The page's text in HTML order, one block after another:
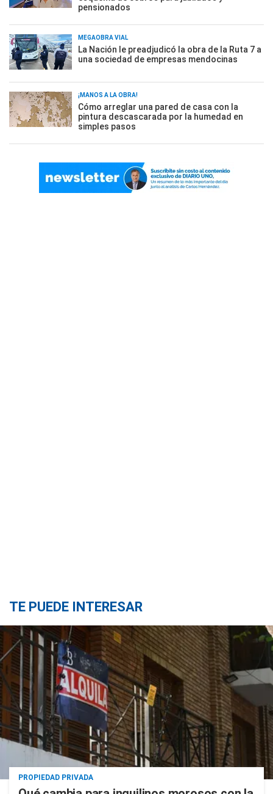
pensionados
MEGAOBRA VIAL
La Nación le preadjudicó la obra de la Ruta 7 a
una sociedad de empresas mendocinas
¡MANOS A LA OBRA!
Cómo arreglar una pared de casa con la
pintura descascarada por la humedad en
simples pasos
TE PUEDE INTERESAR
PROPIEDAD PRIVADA